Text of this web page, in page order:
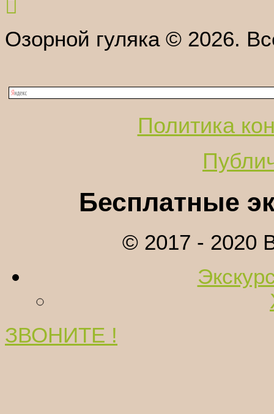
Озорной гуляка © 2026.
Политика
Бесплатные
© 2017 - 2020
ЗВОНИТЕ !